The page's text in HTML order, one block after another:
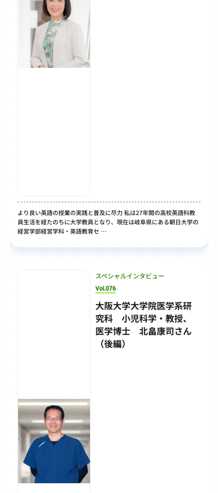
より良い英語の授業の実践と普及に尽力 私は27年間の高校英語科教
員生活を経たのちに大学教員となり、現在は岐阜県にある朝日大学の
経営学部経営学科・英語教育セ …
スペシャルインタビュー
Vol.076
大阪大学大学院医学系研
究科 小児科学・教授、
医学博士 北畠康司さん
（後編）